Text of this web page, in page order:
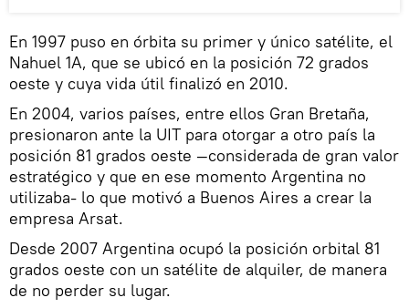
En 1997 puso en órbita su primer y único satélite, el
Nahuel 1A, que se ubicó en la posición 72 grados
oeste y cuya vida útil finalizó en 2010.
En 2004, varios países, entre ellos Gran Bretaña,
presionaron ante la UIT para otorgar a otro país la
posición 81 grados oeste —considerada de gran valor
estratégico y que en ese momento Argentina no
utilizaba- lo que motivó a Buenos Aires a crear la
empresa Arsat.
Desde 2007 Argentina ocupó la posición orbital 81
grados oeste con un satélite de alquiler, de manera
de no perder su lugar.